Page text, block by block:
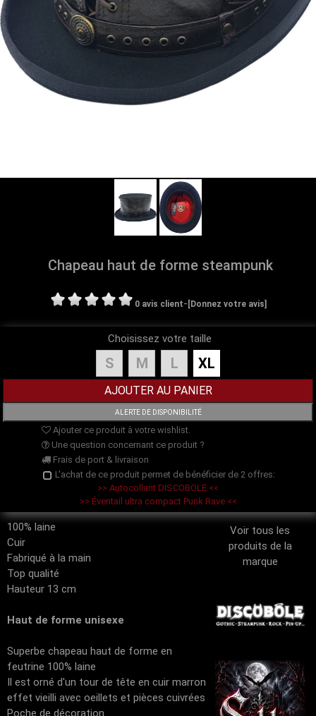
Chapeau haut de forme steampunk
0 avis client- [Donnez votre avis]
Choisissez votre taille
S M L XL
Ajouter ce produit à votre wishlist.
Une question concernant ce produit ?
Frais de port & livraison
L'achat de ce produit permet de bénéficier de 2 offres:
>> Autocollant DISCOBOLE <<
>> Éventail ultra compact Punk Rave <<
Voir tous les
produits de la
marque
100% laine
Cuir
Fabriqué à la main
Top qualité
Hauteur 13 cm
Haut de forme unisexe
Superbe chapeau haut de forme en
feutrine 100% laine
Il est orné d'un tour de tête en cuir marron
effet vieilli avec oeillets et pièces cuivrées
Poche de décoration